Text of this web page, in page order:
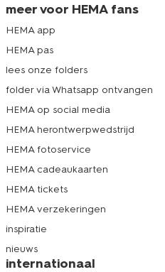
meer voor HEMA fans
HEMA app
HEMA pas
lees onze folders
folder via Whatsapp ontvangen
HEMA op social media
HEMA herontwerpwedstrijd
HEMA fotoservice
HEMA cadeaukaarten
HEMA tickets
HEMA verzekeringen
inspiratie
nieuws
internationaal